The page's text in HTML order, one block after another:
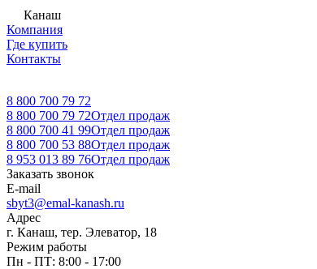
Канаш
Компания
Где купить
Контакты
8 800 700 79 72
8 800 700 79 72Отдел продаж
8 800 700 41 99Отдел продаж
8 800 700 53 88Отдел продаж
8 953 013 89 76Отдел продаж
Заказать звонок
E-mail
sbyt3@emal-kanash.ru
Адрес
г. Канаш, тер. Элеватор, 18
Режим работы
Пн - ПТ: 8:00 - 17:00